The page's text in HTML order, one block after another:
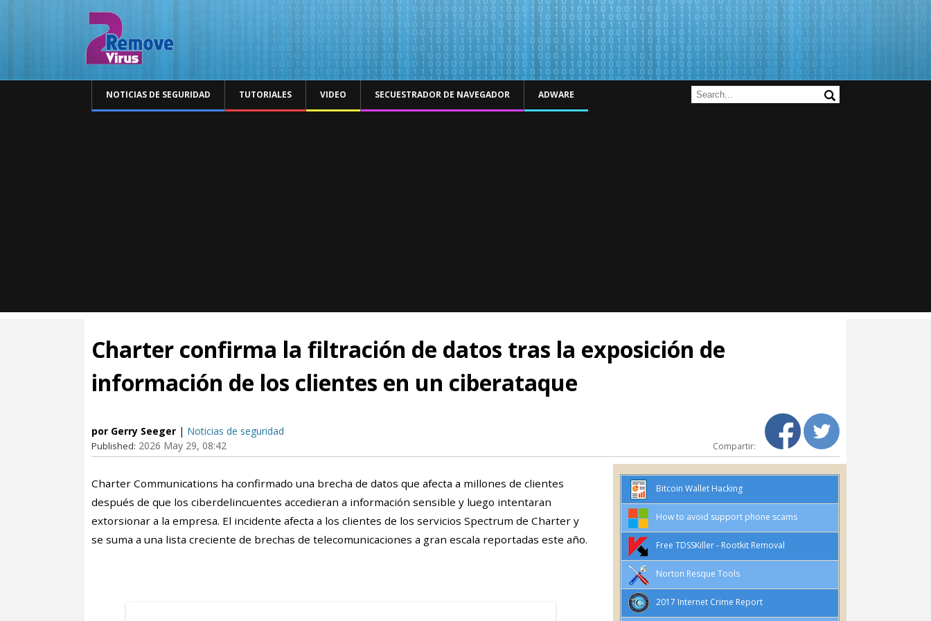
NOTICIAS DE SEGURIDAD TUTORIALES VIDEO SECUESTRADOR DE NAVEGADOR ADWARE
Charter confirma la filtración de datos tras la exposición de
información de los clientes en un ciberataque
por Gerry Seeger | Noticias de seguridad
Published: 2026 May 29, 08:42 Compartir:
Charter Communications ha confirmado una brecha de datos que afecta a millones de clientes
después de que los ciberdelincuentes accedieran a información sensible y luego intentaran
extorsionar a la empresa. El incidente afecta a los clientes de los servicios Spectrum de Charter y
se suma a una lista creciente de brechas de telecomunicaciones a gran escala reportadas este año.
Bitcoin Wallet Hacking
How to avoid support phone scams
Free TDSSKiller - Rootkit Removal
Norton Resque Tools
2017 Internet Crime Report